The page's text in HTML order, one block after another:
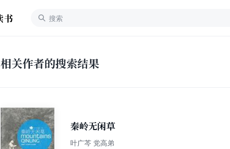
相关作者的搜索结果
秦岭无闲草
叶广芩 党高弟